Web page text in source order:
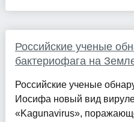
Российские ученые
бактериофага на
Российские ученые
Иосифа новый вид
«Kagunavirus»,